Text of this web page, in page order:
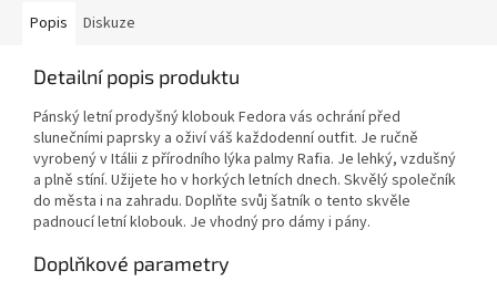
Popis Diskuze
Detailní popis produktu
Pánský letní prodyšný klobouk Fedora vás ochrání před
slunečními paprsky a oživí váš každodenní outfit. Je ručně
vyrobený v Itálii z přírodního lýka palmy Rafia. Je lehký, vzdušný
a plně stíní. Užijete ho v horkých letních dnech. Skvělý společník
do města i na zahradu. Doplňte svůj šatník o tento skvěle
padnoucí letní klobouk. Je vhodný pro dámy i pány.
Doplňkové parametry